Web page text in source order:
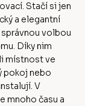
Stačí si jen
a elegantní
volbou
Díky nim
místnost ve
pokoj nebo
V
mnoho času a